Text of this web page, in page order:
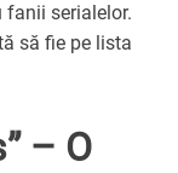
fanii serialelor.
să fie pe lista
– O